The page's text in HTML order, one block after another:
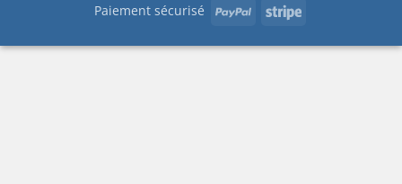
Paiement sécurisé PayPal Stripe